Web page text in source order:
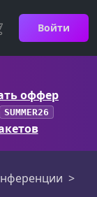
Войти
оффер
SUMMER26